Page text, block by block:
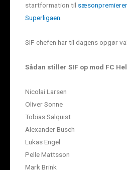
startformation til
Superligaen
SIF-chefen har til dagens opgør
Sådan stiller SIF op mod FC
Nicolai Larsen
Oliver Sonne
Tobias Salquist
Alexander Busch
Lukas Engel
Pelle Mattsson
Mark Brink